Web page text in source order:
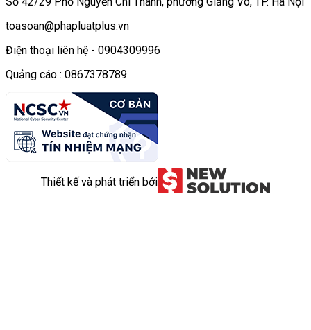
toasoan@phapluatplus.vn
Điện thoại liên hệ - 0904309996
Quảng cáo : 0867378789
Thiết kế và phát triển bởi